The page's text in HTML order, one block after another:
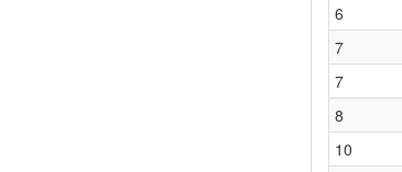
6
7
7
8
10